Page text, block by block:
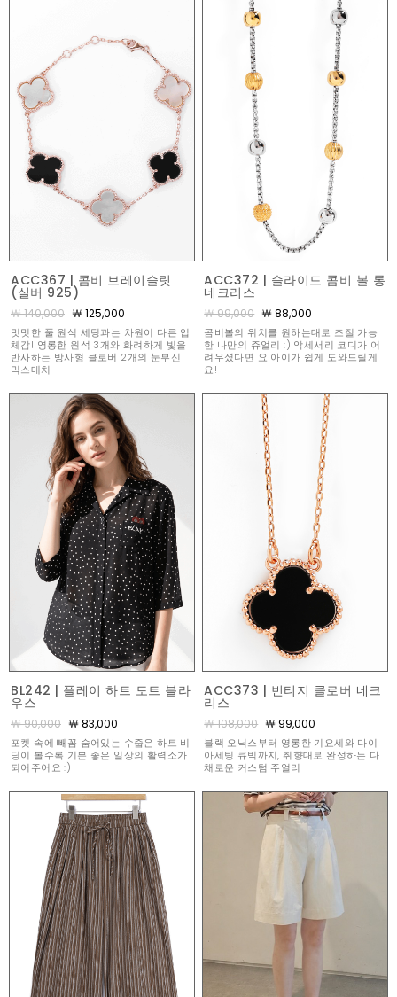
ACC367 | 콤비 브레이슬릿
(실버 925)
￦ 140,000 ￦ 125,000
밋밋한 풀 원석 세팅과는 차원이 다른 입
체감! 영롱한 원석 3개와 화려하게 빛을
반사하는 방사형 클로버 2개의 눈부신
믹스매치
ACC372 | 슬라이드 콤비 볼 롱
네크리스
￦ 99,000 ￦ 88,000
콤비볼의 위치를 원하는대로 조절 가능
한 나만의 쥬얼리 :) 악세서리 코디가 어
려우셨다면 요 아이가 쉽게 도와드릴게
요!
BL242 | 플레이 하트 도트 블라
우스
￦ 90,000 ￦ 83,000
포켓 속에 빼꼼 숨어있는 수줍은 하트 비
딩이 볼수록 기분 좋은 일상의 활력소가
되어주어요 :)
ACC373 | 빈티지 클로버 네크
리스
￦ 108,000 ￦ 99,000
블랙 오닉스부터 영롱한 기요세와 다이
아세팅 큐빅까지, 취향대로 완성하는 다
채로운 커스텀 주얼리